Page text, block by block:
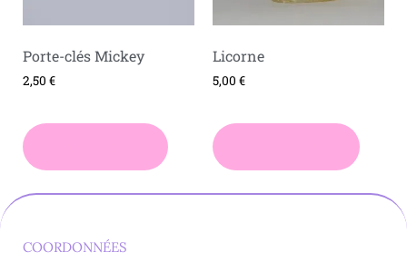
Porte-clés Mickey
2,50 €
Licorne
5,00 €
COORDONNÉES